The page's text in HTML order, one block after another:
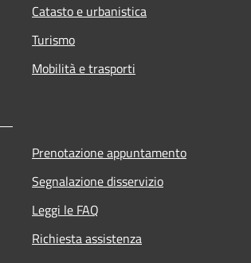
Catasto e urbanistica
Turismo
Mobilità e trasporti
Prenotazione appuntamento
Segnalazione disservizio
Leggi le FAQ
Richiesta assistenza